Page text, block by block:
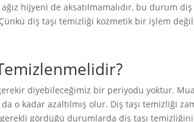
hijyeni de aksatılmamalıdır, bu durum
diş taşı temizliği kozmetik bir işlem
diyebileceğimiz bir periyodu yoktur.
o kadar azaltılmış olur. Diş taşı temizliği
gördüğü durumlarda diş taşı